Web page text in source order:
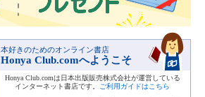
本好きのためのオンライン書店
Honya Club.comへようこそ
Honya Club.comは日本出版販売株式会社が運営している
インターネット書店です。
ご利用ガイドはこちら